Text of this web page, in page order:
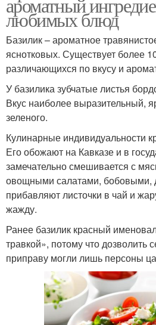
любимых блюд
Базилик – ароматное
яснотковых. Существует более
различающихся по вкусу и
У базилика зубчатые листья
Вкус наиболее выразительный,
зеленого.
Кулинарные индивидуальности
Его обожают на Кавказе и в
замечательно смешивается с
овощными салатами, бобовыми,
прибавляют листочки в чай и
жажду.
Ранее базилик красный
травкой», потому что дозволить
приправу могли лишь персоны